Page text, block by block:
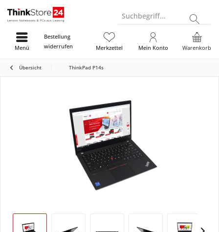
Suchbegriff...
Bestellung
widerrufen
Warenkorb
Merkzettel Mein Konto
Menü
Übersicht ThinkPad P14s